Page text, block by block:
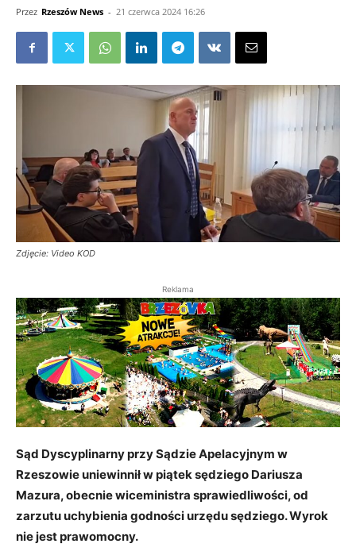
Przez Rzeszów News - 21 czerwca 2024 16:26
Zdjęcie: Video KOD
Reklama
Sąd Dyscyplinarny przy Sądzie Apelacyjnym w
Rzeszowie uniewinnił w piątek sędziego Dariusza
Mazura, obecnie wiceministra sprawiedliwości, od
zarzutu uchybienia godności urzędu sędziego. Wyrok
nie jest prawomocny.